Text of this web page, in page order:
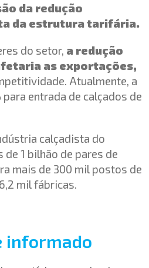
da redução
da estrutura tarifária.
do setor, a redução
as exportações,
Atualmente, a
para entrada de calçados de
calçadista do
1 bilhão de pares de
mais de 300 mil postos de
mil fábricas.
informado